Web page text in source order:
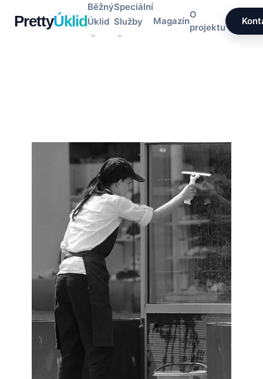
PrettyÚklid
Běžný
Úklid
Speciální
Služby
Magazín
O
projektu